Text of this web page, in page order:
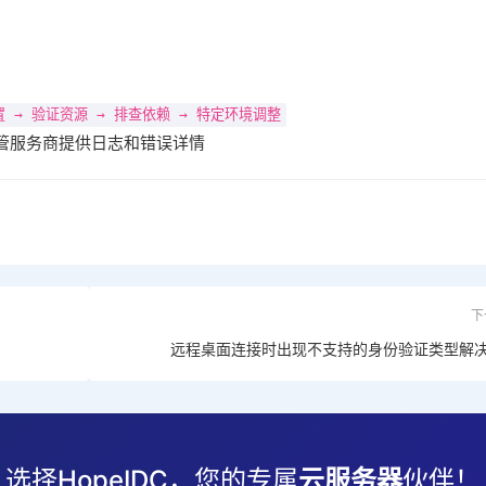
→ 验证资源 → 排查依赖 → 特定环境调整
服务商提供日志和错误详情
远程桌面连接时出现不支持的身份验证类型解